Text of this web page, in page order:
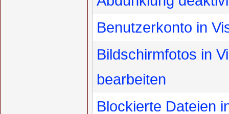
Benutzerkonto in
Bildschirmfotos in
bearbeiten
Blockierte Dateien